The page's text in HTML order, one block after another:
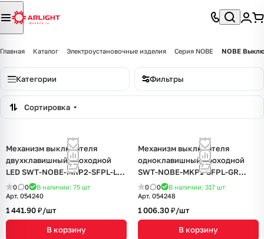
Главная Каталог Электроустановочные изделия Серия NOBE NOBE
Категории Фильтры
Сортировка
Механизм выключателя
двухклавишный проходной
LED SWT-NOBE-MKP2-SFPL-L-
WH (230V, 10A) (Arlight, Белый
кварц)
0 0 В наличии: 75 шт
Арт. 054240
1 441.90 ₽/шт
В корзину
Механизм выключателя
одноклавишный проходной
SWT-NOBE-MKP1-SFPL-GR
(230V, 10A) (Arlight, Серый
базальт)
0 0 В наличии: 317 шт
Арт. 054248
1 006.30 ₽/шт
В корзину